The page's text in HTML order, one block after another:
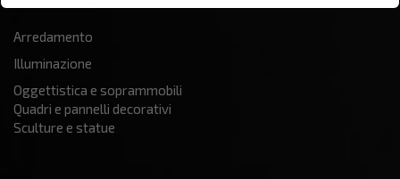
Arredamento
Illuminazione
Oggettistica e soprammobili
Quadri e pannelli decorativi
Sculture e statue